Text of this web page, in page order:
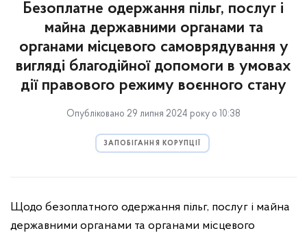
Безоплатне одержання пільг, послуг і
майна державними органами та
органами місцевого самоврядування у
вигляді благодійної допомоги в умовах
дії правового режиму воєнного стану
Опубліковано 29 липня 2024 року о 10:38
ЗАПОБІГАННЯ КОРУПЦІЇ
Щодо безоплатного одержання пільг, послуг і майна
державними органами та органами місцевого